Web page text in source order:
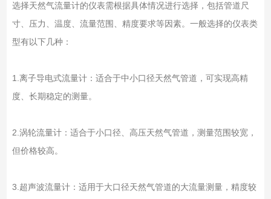
选择天然气流量计的仪表需根据具体情况进行选择，包括管道尺
寸、压力、温度、流量范围、精度要求等因素。一般选择的仪表类
型有以下几种：
1.离子导电式流量计：适合于中小口径天然气管道，可实现高精
度、长期稳定的测量。
2.涡轮流量计：适合于小口径、高压天然气管道，测量范围较宽，
但价格较高。
3.超声波流量计：适用于大口径天然气管道的大流量测量，精度较